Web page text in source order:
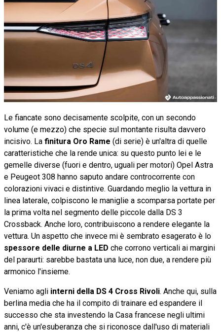
Le fiancate sono decisamente scolpite, con un secondo
volume (e mezzo) che specie sul montante risulta davvero
incisivo. La finitura Oro Rame (di serie) è un'altra di quelle
caratteristiche che la rende unica: su questo punto lei e le
gemelle diverse (fuori e dentro, uguali per motori) Opel Astra
e Peugeot 308 hanno saputo andare controcorrente con
colorazioni vivaci e distintive. Guardando meglio la vettura in
linea laterale, colpiscono le maniglie a scomparsa portate per
la prima volta nel segmento delle piccole dalla DS 3
Crossback. Anche loro, contribuiscono a rendere elegante la
vettura. Un aspetto che invece mi è sembrato esagerato è lo
spessore delle diurne a LED che corrono verticali ai margini
del paraurti: sarebbe bastata una luce, non due, a rendere più
armonico l'insieme.
Veniamo agli interni della DS 4 Cross Rivoli. Anche qui, sulla
berlina media che ha il compito di trainare ed espandere il
successo che sta investendo la Casa francese negli ultimi
anni, c'è un'esuberanza che si riconosce dall'uso di materiali